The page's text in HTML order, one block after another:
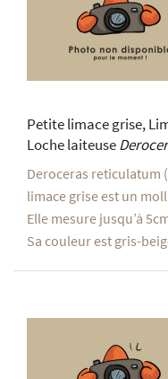
Petite limace grise,
Loche laiteuse
Deroceras reticulatum
limace grise est un
Elle mesure jusqu’à
Sa couleur est gris-